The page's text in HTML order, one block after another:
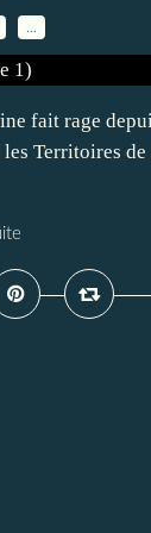
fait rage
Territoires